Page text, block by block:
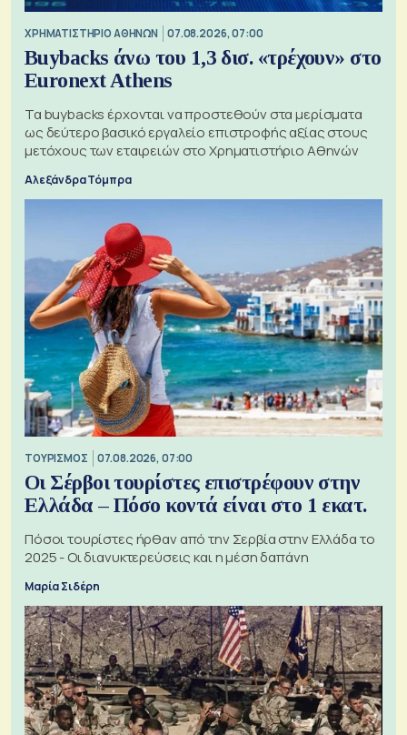
XΡΗΜΑΤΙΣΤΗΡΙΟ ΑΘΗΝΩΝ 07.08.2026, 07:00
Buybacks άνω του 1,3 δισ. «τρέχουν» στο
Euronext Athens
Τα buybacks έρχονται να προστεθούν στα μερίσματα
ως δεύτερο βασικό εργαλείο επιστροφής αξίας στους
μετόχους των εταιρειών στο Χρηματιστήριο Αθηνών
Αλεξάνδρα Τόμπρα
ΤΟΥΡΙΣΜΟΣ 07.08.2026, 07:00
Οι Σέρβοι τουρίστες επιστρέφουν στην
Ελλάδα – Πόσο κοντά είναι στο 1 εκατ.
Πόσοι τουρίστες ήρθαν από την Σερβία στην Ελλάδα το
2025 - Οι διανυκτερεύσεις και η μέση δαπάνη
Μαρία Σιδέρη